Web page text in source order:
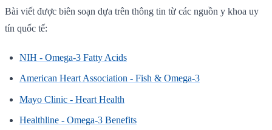
Bài viết được biên soạn dựa trên thông tin từ các nguồn y khoa uy
tín quốc tế:
NIH - Omega-3 Fatty Acids
American Heart Association - Fish & Omega-3
Mayo Clinic - Heart Health
Healthline - Omega-3 Benefits